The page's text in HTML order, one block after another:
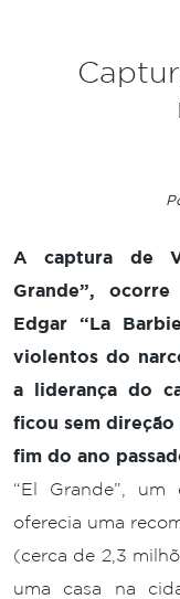
A captura de
Grande”,
Edgar “La
violentos do
a liderança do
ficou sem
fim do ano
“El Grande”,
oferecia uma
(cerca de 2,3
uma casa na